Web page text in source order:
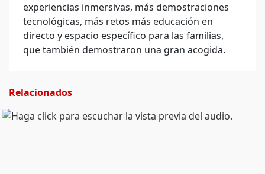
experiencias inmersivas, más demostraciones
tecnológicas, más retos más educación en
directo y espacio específico para las familias,
que también demostraron una gran acogida.
Relacionados